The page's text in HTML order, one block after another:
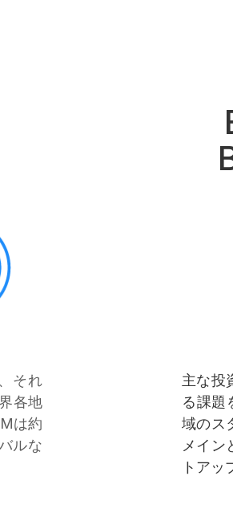
それ
各地
は約
ルな
主な投
る課題
域のス
メイン
トアッ